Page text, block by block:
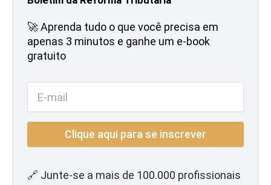
🚀 Aprenda tudo o que você precisa em
apenas 3 minutos e ganhe um e-book
gratuito
🔗 Junte-se a mais de 100.000 profissionais